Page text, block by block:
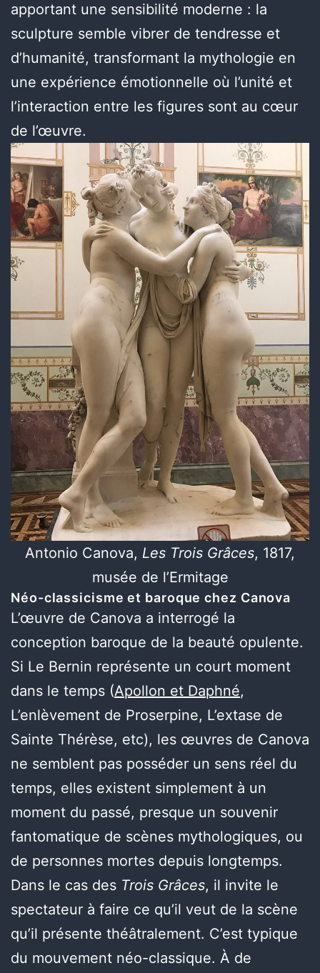
apportant une sensibilité moderne : la
sculpture semble vibrer de tendresse et
d’humanité, transformant la mythologie en
une expérience émotionnelle où l’unité et
l’interaction entre les figures sont au cœur
de l’œuvre.
Antonio Canova, Les Trois Grâces, 1817,
musée de l’Ermitage
Néo-classicisme et baroque chez Canova
L’œuvre de Canova a interrogé la
conception baroque de la beauté opulente.
Si Le Bernin représente un court moment
dans le temps (Apollon et Daphné,
L’enlèvement de Proserpine, L’extase de
Sainte Thérèse, etc), les œuvres de Canova
ne semblent pas posséder un sens réel du
temps, elles existent simplement à un
moment du passé, presque un souvenir
fantomatique de scènes mythologiques, ou
de personnes mortes depuis longtemps.
Dans le cas des Trois Grâces, il invite le
spectateur à faire ce qu’il veut de la scène
qu’il présente théâtralement. C’est typique
du mouvement néo-classique. À de